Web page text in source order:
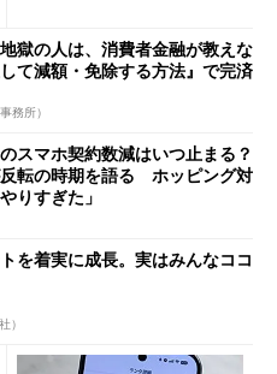
獄の人は、消費者金融が教えな
て減額・免除する方法』で完済
務所）
スマホ契約数減はいつ止まる？
転の時期を語る ホッピング対
りすぎた」
を着実に成長。実はみんなココ
）